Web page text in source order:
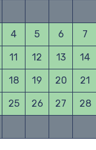
4 5 6 7
11 12 13 14
18 19 20 21
25 26 27 28